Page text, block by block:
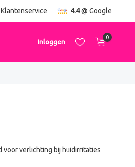
Klantenservice 4.4@ Google
Inloggen
0
voor verlichting bij huidirritaties